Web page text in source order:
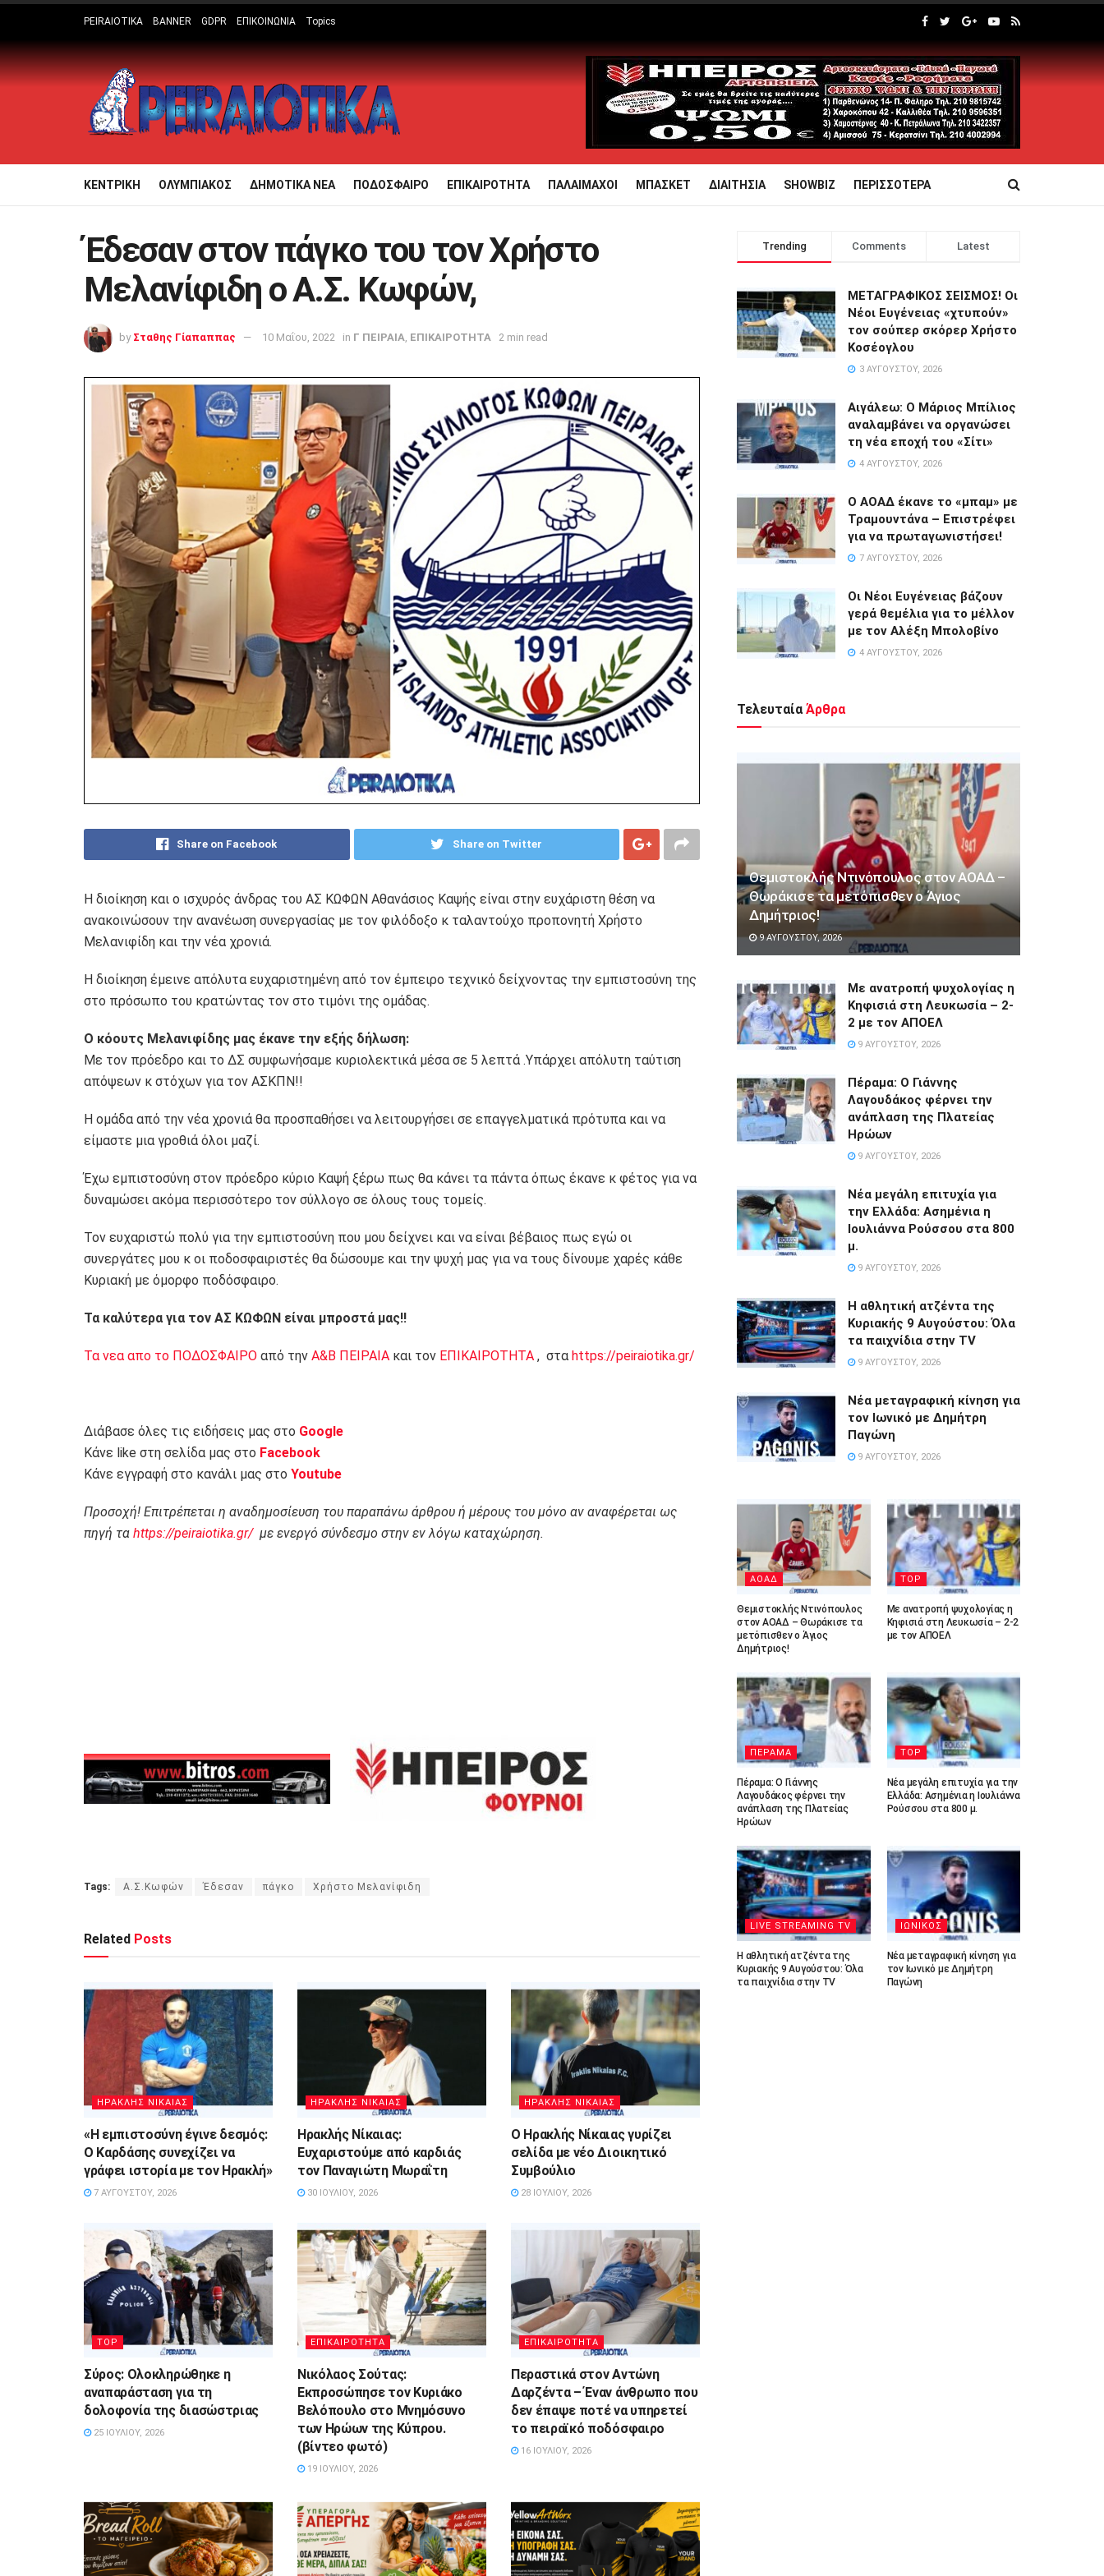
PEIRAIOTIKA BANNER GDPR ΕΠΙΚΟΙΝΩΝΙΑ Topics
ΚΕΝΤΡΙΚΗ ΟΛΥΜΠΙΑΚΟΣ ΔΗΜΟΤΙΚΑ ΝΕΑ ΠΟΔΟΣΦΑΙΡΟ ΕΠΙΚΑΙΡΟΤΗΤΑ ΠΑΛΑΙΜΑΧΟΙ ΜΠΑΣΚΕΤ ΔΙΑΙΤΗΣΙΑ SHOWBIZ ΠΕΡΙΣΣΟΤΕΡΑ
Έδεσαν στον πάγκο του τον Χρήστο
Μελανίφιδη ο Α.Σ. Κωφών,
by Σταθης Γίαπαππας 10 Μαΐου, 2022 in Γ ΠΕΙΡΑΙΑ ΕΠΙΚΑΙΡΟΤΗΤΑ 2 min read
Share on Facebook Share on Twitter
Η διοίκηση και ο ισχυρός άνδρας του ΑΣ ΚΩΦΩΝ Αθανάσιος Καψής είναι στην ευχάριστη θέση να
ανακοινώσουν την ανανέωση συνεργασίας με τον φιλόδοξο κ ταλαντούχο προπονητή Χρήστο
Μελανιφίδη και την νέα χρονιά.
Η διοίκηση έμεινε απόλυτα ευχαριστημένη από τον έμπειρο τεχνικό δείχνοντας την εμπιστοσύνη της
στο πρόσωπο του κρατώντας τον στο τιμόνι της ομάδας.
Ο κόουτς Μελανιφίδης μας έκανε την εξής δήλωση:
Με τον πρόεδρο και το ΔΣ συμφωνήσαμε κυριολεκτικά μέσα σε 5 λεπτά .Υπάρχει απόλυτη ταύτιση
απόψεων κ στόχων για τον ΑΣΚΠΝ!!
Η ομάδα από την νέα χρονιά θα προσπαθήσει να λειτουργήσει σε επαγγελματικά πρότυπα και να
είμαστε μια γροθιά όλοι μαζί.
Έχω εμπιστοσύνη στον πρόεδρο κύριο Καψή ξέρω πως θα κάνει τα πάντα όπως έκανε κ φέτος για να
δυναμώσει ακόμα περισσότερο τον σύλλογο σε όλους τους τομείς.
Τον ευχαριστώ πολύ για την εμπιστοσύνη που μου δείχνει και να είναι βέβαιος πως εγώ οι
συνεργάτες μου κ οι ποδοσφαιριστές θα δώσουμε και την ψυχή μας για να τους δίνουμε χαρές κάθε
Κυριακή με όμορφο ποδόσφαιρο.
Τα καλύτερα για τον ΑΣ ΚΩΦΩΝ είναι μπροστά μας!!
Τα νεα απο το ΠΟΔΟΣΦΑΙΡΟ από την Α&Β ΠΕΙΡΑΙΑ και τον ΕΠΙΚΑΙΡΟΤΗΤΑ , στα https://peiraiotika.gr/
Διάβασε όλες τις ειδήσεις μας στο Google
Κάνε like στη σελίδα μας στο Facebook
Κάνε εγγραφή στο κανάλι μας στο Youtube
Προσοχή! Επιτρέπεται η αναδημοσίευση του παραπάνω άρθρου ή μέρους του μόνο αν αναφέρεται ως
πηγή τα https://peiraiotika.gr/με ενεργό σύνδεσμο στην εν λόγω καταχώρηση.
Tags: Α.Σ.Κωφών Έδεσαν πάγκο Χρήστο Μελανίφιδη
Related Posts
ΗΡΑΚΛΗΣ ΝΙΚΑΙΑΣ
«Η εμπιστοσύνη έγινε δεσμός:
Ο Καρδάσης συνεχίζει να
γράφει ιστορία με τον Ηρακλή»
7 ΑΥΓΟΎΣΤΟΥ, 2026
ΗΡΑΚΛΗΣ ΝΙΚΑΙΑΣ
Ηρακλής Νίκαιας:
Ευχαριστούμε από καρδιάς
τον Παναγιώτη Μωραΐτη
30 ΙΟΥΛΊΟΥ, 2026
ΗΡΑΚΛΗΣ ΝΙΚΑΙΑΣ
Ο Ηρακλής Νίκαιας γυρίζει
σελίδα με νέο Διοικητικό
Συμβούλιο
28 ΙΟΥΛΊΟΥ, 2026
TOP
Σύρος: Ολοκληρώθηκε η
αναπαράσταση για τη
δολοφονία της διασώστριας
25 ΙΟΥΛΊΟΥ, 2026
ΕΠΙΚΑΙΡΟΤΗΤΑ
Νικόλαος Σούτας:
Εκπροσώπησε τον Κυριάκο
Βελόπουλο στο Μνημόσυνο
των Ηρώων της Κύπρου.
(βίντεο φωτό)
19 ΙΟΥΛΊΟΥ, 2026
ΕΠΙΚΑΙΡΟΤΗΤΑ
Περαστικά στον Αντώνη
Δαρζέντα – Έναν άνθρωπο που
δεν έπαψε ποτέ να υπηρετεί
το πειραϊκό ποδόσφαιρο
16 ΙΟΥΛΊΟΥ, 2026
Trending Comments Latest
ΜΕΤΑΓΡΑΦΙΚΟΣ ΣΕΙΣΜΟΣ! Οι
Νέοι Ευγένειας «χτυπούν»
τον σούπερ σκόρερ Χρήστο
Κοσέογλου
3 ΑΥΓΟΎΣΤΟΥ, 2026
Αιγάλεω: Ο Μάριος Μπίλιος
αναλαμβάνει να οργανώσει
τη νέα εποχή του «Σίτι»
4 ΑΥΓΟΎΣΤΟΥ, 2026
Ο ΑΟΑΔ έκανε το «μπαμ» με
Τραμουντάνα – Επιστρέφει
για να πρωταγωνιστήσει!
7 ΑΥΓΟΎΣΤΟΥ, 2026
Οι Νέοι Ευγένειας βάζουν
γερά θεμέλια για το μέλλον
με τον Αλέξη Μπολοβίνο
4 ΑΥΓΟΎΣΤΟΥ, 2026
Τελευταία Άρθρα
Θεμιστοκλής Ντινόπουλος στον ΑΟΑΔ –
Θωράκισε τα μετόπισθεν ο Άγιος
Δημήτριος!
9 ΑΥΓΟΎΣΤΟΥ, 2026
Με ανατροπή ψυχολογίας η
Κηφισιά στη Λευκωσία – 2-
2 με τον ΑΠΟΕΛ
9 ΑΥΓΟΎΣΤΟΥ, 2026
Πέραμα: Ο Γιάννης
Λαγουδάκος φέρνει την
ανάπλαση της Πλατείας
Ηρώων
9 ΑΥΓΟΎΣΤΟΥ, 2026
Νέα μεγάλη επιτυχία για
την Ελλάδα: Ασημένια η
Ιουλιάννα Ρούσσου στα 800
μ.
9 ΑΥΓΟΎΣΤΟΥ, 2026
Η αθλητική ατζέντα της
Κυριακής 9 Αυγούστου: Όλα
τα παιχνίδια στην TV
9 ΑΥΓΟΎΣΤΟΥ, 2026
Νέα μεταγραφική κίνηση για
τον Ιωνικό με Δημήτρη
Παγώνη
9 ΑΥΓΟΎΣΤΟΥ, 2026
ΑΟΑΔ
Θεμιστοκλής Ντινόπουλος
στον ΑΟΑΔ – Θωράκισε τα
μετόπισθεν ο Άγιος
Δημήτριος!
TOP
Με ανατροπή ψυχολογίας η
Κηφισιά στη Λευκωσία – 2-2
με τον ΑΠΟΕΛ
ΠΕΡΑΜΑ
Πέραμα: Ο Γιάννης
Λαγουδάκος φέρνει την
ανάπλαση της Πλατείας
Ηρώων
TOP
Νέα μεγάλη επιτυχία για την
Ελλάδα: Ασημένια η Ιουλιάννα
Ρούσσου στα 800 μ.
LIVE STREAMING TV
Η αθλητική ατζέντα της
Κυριακής 9 Αυγούστου: Όλα
τα παιχνίδια στην TV
ΙΩΝΙΚΟΣ
Νέα μεταγραφική κίνηση για
τον Ιωνικό με Δημήτρη
Παγώνη